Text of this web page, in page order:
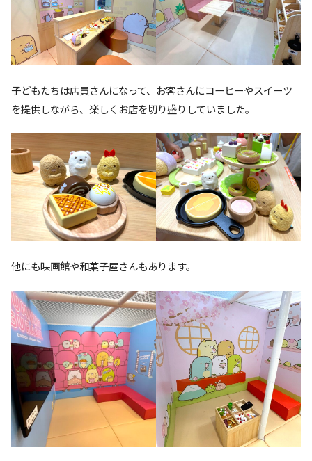
子どもたちは店員さんになって、お客さんにコーヒーやスイーツ
を提供しながら、楽しくお店を切り盛りしていました。
他にも映画館や和菓子屋さんもあります。